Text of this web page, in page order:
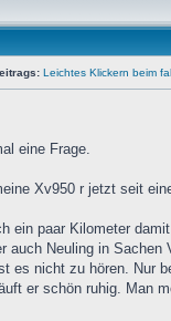
Leichtes Klickern beim
eine Frage.
Xv950 r jetzt seit
ein paar Kilometer
auch Neuling in
es nicht zu hören. Nur
er schön ruhig. Man